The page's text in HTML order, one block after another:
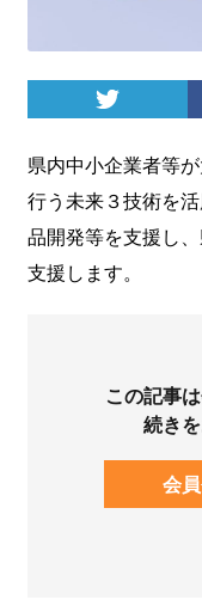
県内中小企業者等
行う未来３技術を
品開発等を支援し
支援します。
この記事
続き
会